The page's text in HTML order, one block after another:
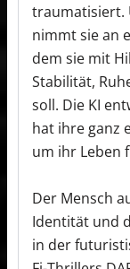
traumatisiert.
nimmt sie an
dem sie mit
Stabilität,
soll. Die KI
hat ihre ganz
um ihr Leben
Der Mensch
Identität und
in der